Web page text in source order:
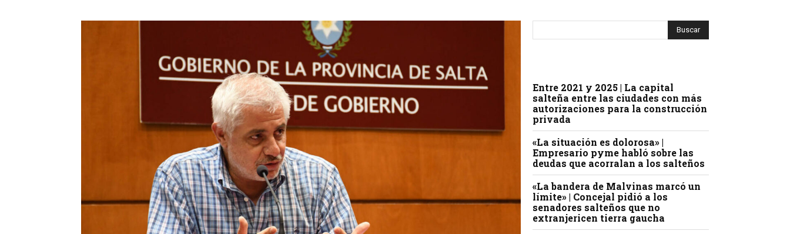
Entre 2021 y 2025 | La capital
salteña entre las ciudades con más
autorizaciones para la construcción
privada
«La situación es dolorosa» |
Empresario pyme habló sobre las
deudas que acorralan a los salteños
«La bandera de Malvinas marcó un
límite» | Concejal pidió a los
senadores salteños que no
extranjericen tierra gaucha